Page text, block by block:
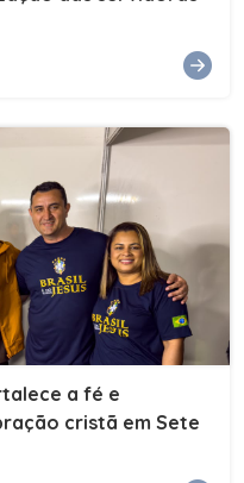
prestigiou os
a inclusão,
oportunidade de
um futuro melhor.
esforço,
investir em educação
Sete Barras."A
agradeceu ao SESI,
e ampliação da
professores, à
Educação e a todos
para que esse
a vida de
a fé e
cristã em Sete